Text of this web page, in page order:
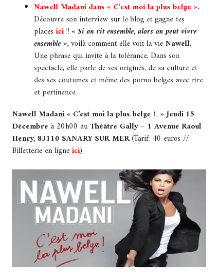
Nawell Madani dans « C’est moi la plus belge ».
Découvre son interview sur le blog et gagne tes
places ici!! « Si on rit ensemble, alors on peut vivre
ensemble »,voilà comment elle voit la vieNawell.
Une phrase qui invite à la tolérance. Dans son
spectacle, elle parle de ses origines, de sa culture et
des ses coutumes et même des porno belges avec rire
et pertinence.
Nawell Madani « C’est moi la plus belge ! » Jeudi 15
Décembre à 20h00 auThéâtre Gally – 1 Avenue Raoul
Henry, 83110 SANARY-SUR-MER(Tarif: 40 euros //
Billetterie en ligneici)